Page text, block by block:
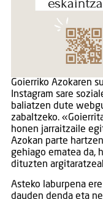
Goierriko Azokaren
Instagram sare
baliatzen dute
zabaltzeko.
honen jarraitzaile
Azokan parte
gehiago ematea da,
dituzten
Asteko laburpena
dauden denda eta